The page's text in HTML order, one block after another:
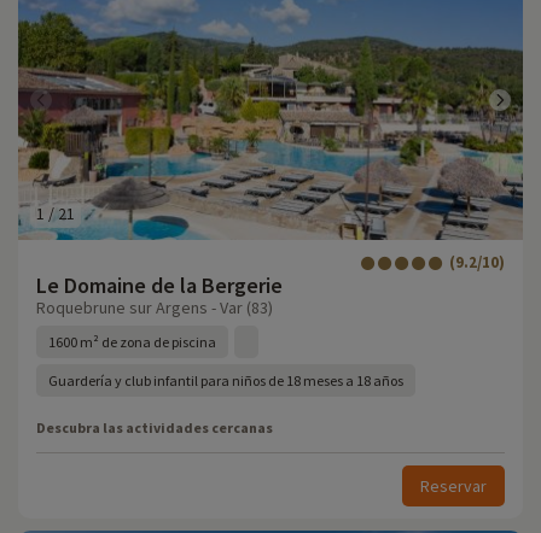
1 /21
Le Domaine de la Bergerie
(9.2/10)
Roquebrune sur Argens - Var (83)
1600 m² de zona de piscina
Guardería y club infantil para niños de 18 meses a 18 años
Descubra las actividades cercanas
Reservar